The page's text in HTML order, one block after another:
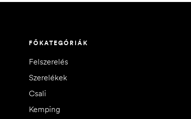
FŐKATEGÓRIÁK
Felszerelés
Szerelékek
Csali
Kemping